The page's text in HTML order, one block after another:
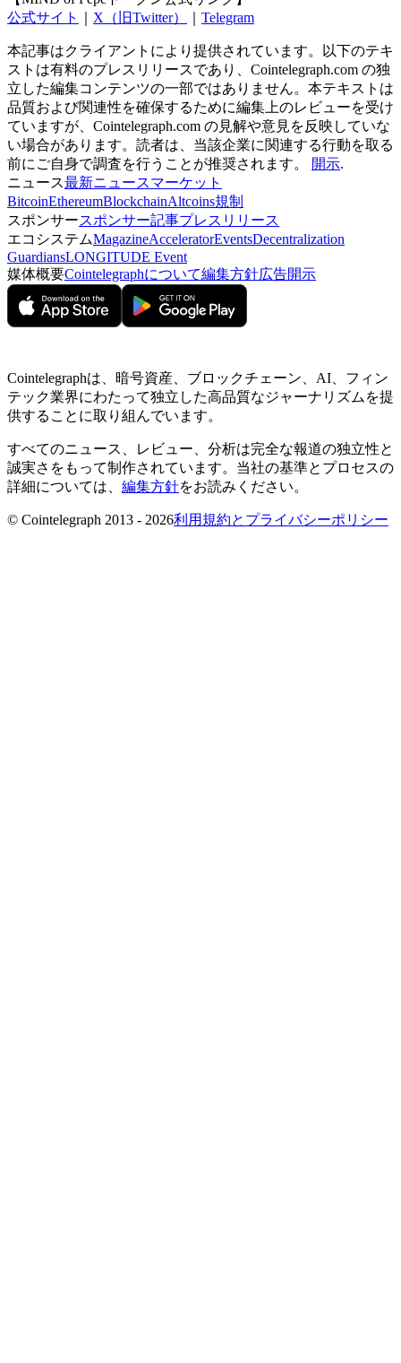
公式サイト
X（旧Twitter） Telegram
本記事はクライアントにより提供されています。以下のテキ
ストは有料のプレスリリースであり、Cointelegraph.com の独
立した編集コンテンツの一部ではありません。本テキストは
品質および関連性を確保するために編集上のレビューを受け
ていますが、Cointelegraph.com の見解や意見を反映していな
い場合があります。読者は、当該企業に関連する行動を取る
前にご自身で調査を行うことが推奨されます。
開示.
ニュース最新ニュースマーケット
BitcoinEthereumBlockchainAltcoins規制
スポンサースポンサー記事プレスリリース
エコシステムMagazineAcceleratorEventsDecentralization
GuardiansLONGITUDE Event
媒体概要Cointelegraphについて編集方針広告開示
Cointelegraphは、暗号資産、ブロックチェーン、AI、フィン
テック業界にわたって独立した高品質なジャーナリズムを提
供することに取り組んでいます。
すべてのニュース、レビュー、分析は完全な報道の独立性と
誠実さをもって制作されています。当社の基準とプロセスの
詳細については、 編集方針をお読みください。
© Cointelegraph 2013 - 2026利用規約とプライバシーポリシー